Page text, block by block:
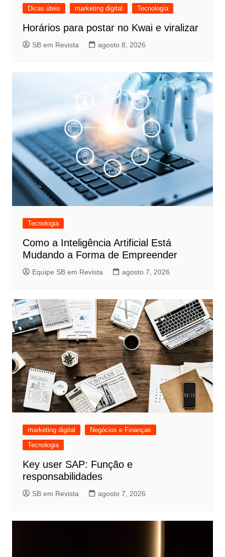
Dicas úteis marketing digital Tecnologia
Horários para postar no Kwai e viralizar
SB em Revista agosto 8, 2026
Tecnologia
Como a Inteligência Artificial Está
Mudando a Forma de Empreender
Equipe SB em Revista agosto 7, 2026
marketing digital
Negócios e Finanças
Tecnologia
Key user SAP: Função e
responsabilidades
SB em Revista agosto 7, 2026